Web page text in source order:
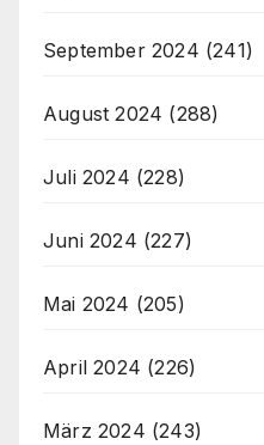
September 2024 (241)
August 2024 (288)
Juli 2024 (228)
Juni 2024 (227)
Mai 2024 (205)
April 2024 (226)
März 2024 (243)